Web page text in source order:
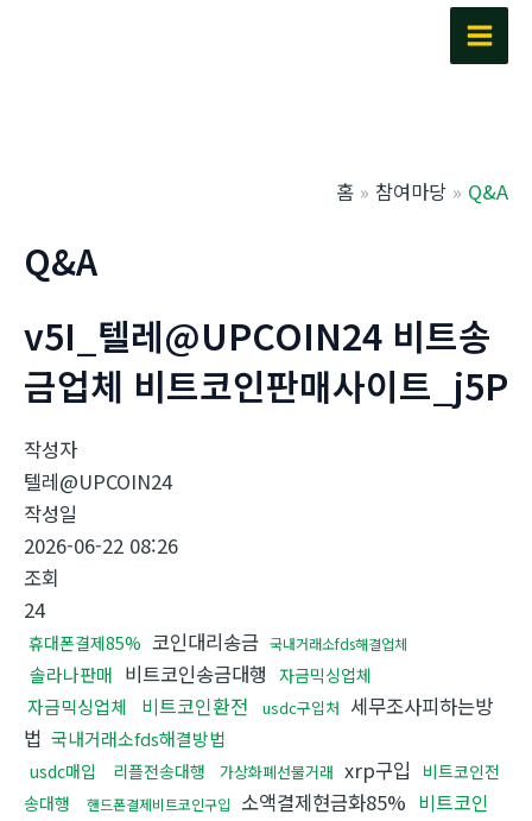
Main
홈 참여마당 Q&A
Q&A
v5I_텔레@UPCOIN24 비트송
금업체 비트코인판매사이트_j5P
작성자
텔레@UPCOIN24
작성일
2026-06-22 08:26
조회
24
휴대폰결제85% 코인대리송금 국내거래소fds해결업체
솔라나판매 비트코인송금대행 자금믹싱업체
자금믹싱업체 비트코인환전 usdc구입처 세무조사피하는방
법 국내거래소fds해결방법
usdc매입 리플전송대행 가상화폐선물거래 xrp구입
비트코인전
송대행
핸드폰결제비트코인구입 소액결제현금화85% 비트코인